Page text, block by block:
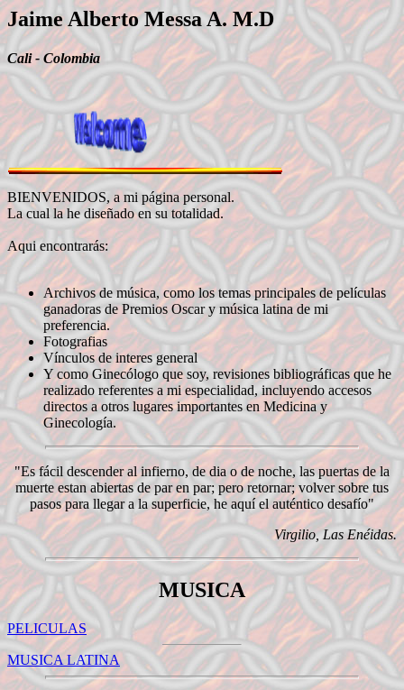
Jaime Alberto Messa A. M.D
Cali - Colombia
BIENVENIDOS, a mi página personal.
La cual la he diseñado en su totalidad.
Aqui encontrarás:
Archivos de música, como los temas principales de películas
ganadoras de Premios Oscar y música latina de mi
preferencia.
Fotografias
Vínculos de interes general
Y como Ginecólogo que soy, revisiones bibliográficas que he
realizado referentes a mi especialidad, incluyendo accesos
directos a otros lugares importantes en Medicina y
Ginecología.
"Es fácil descender al infierno, de dia o de noche, las puertas de la
muerte estan abiertas de par en par; pero retornar; volver sobre tus
pasos para llegar a la superficie, he aquí el auténtico desafío"
Virgilio, Las Enéidas.
MUSICA
PELICULAS
MUSICA LATINA